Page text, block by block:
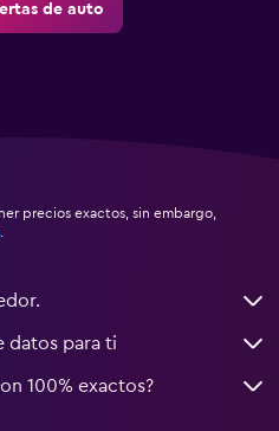
de auto
precios exactos, sin embargo,
datos para ti
100% exactos?